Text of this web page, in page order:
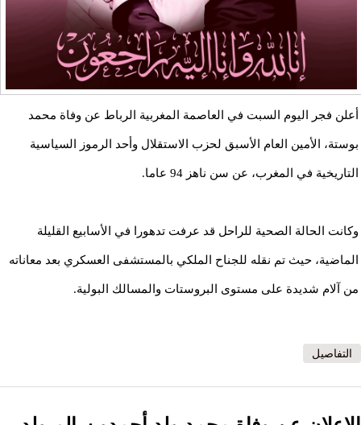
أعلن فجر اليوم السبت في العاصمة المغربية الرباط عن وفاة محمد
بوستة، الأمين العام الأسبق لحزب الاستقلال وأحد الرموز السياسية
التاريخية في المغرب، عن سن ناهز 94 عاما.
وكانت الحالة الصحية للراحل قد عرفت تدهورا في الأسابيع القليلة
الماضية، حيث تم نقله للجناح الملكي بالمستشفى العسكري بعد معاناته
من آلام شديدة على مستوى البروستات والمسالك البولية.
التفاصيل